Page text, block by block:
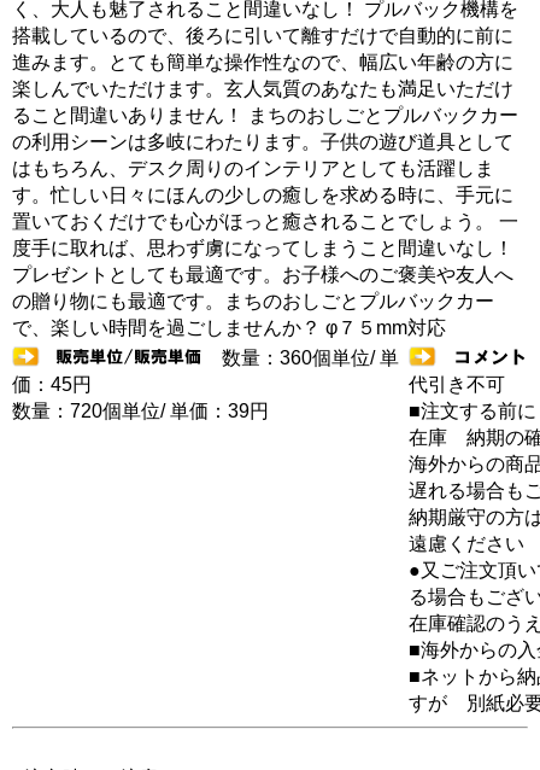
く、大人も魅了されること間違いなし！ プルバック機構を
搭載しているので、後ろに引いて離すだけで自動的に前に
進みます。とても簡単な操作性なので、幅広い年齢の方に
楽しんでいただけます。玄人気質のあなたも満足いただけ
ること間違いありません！ まちのおしごとプルバックカー
の利用シーンは多岐にわたります。子供の遊び道具として
はもちろん、デスク周りのインテリアとしても活躍しま
す。忙しい日々にほんの少しの癒しを求める時に、手元に
置いておくだけでも心がほっと癒されることでしょう。 一
度手に取れば、思わず虜になってしまうこと間違いなし！
プレゼントとしても最適です。お子様へのご褒美や友人へ
の贈り物にも最適です。まちのおしごとプルバックカー
で、楽しい時間を過ごしませんか？ φ７５mm対応
数量：360個単位/ 単
価：45円
数量：720個単位/ 単価：39円
代引き不可
■注文する前に
在庫 納期の
海外からの商
遅れる場合も
納期厳守の方
遠慮ください
●又ご注文頂
る場合もござ
在庫確認のう
■海外からの
■ネットから
すが 別紙必